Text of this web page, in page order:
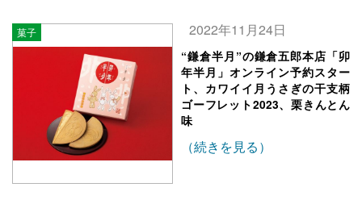
菓子 2022年11月24日
“鎌倉半月”の鎌倉五郎本店「卯
年半月」オンライン予約スター
ト、カワイイ月うさぎの干支柄
ゴーフレット2023、栗きんとん
味
（続きを見る）